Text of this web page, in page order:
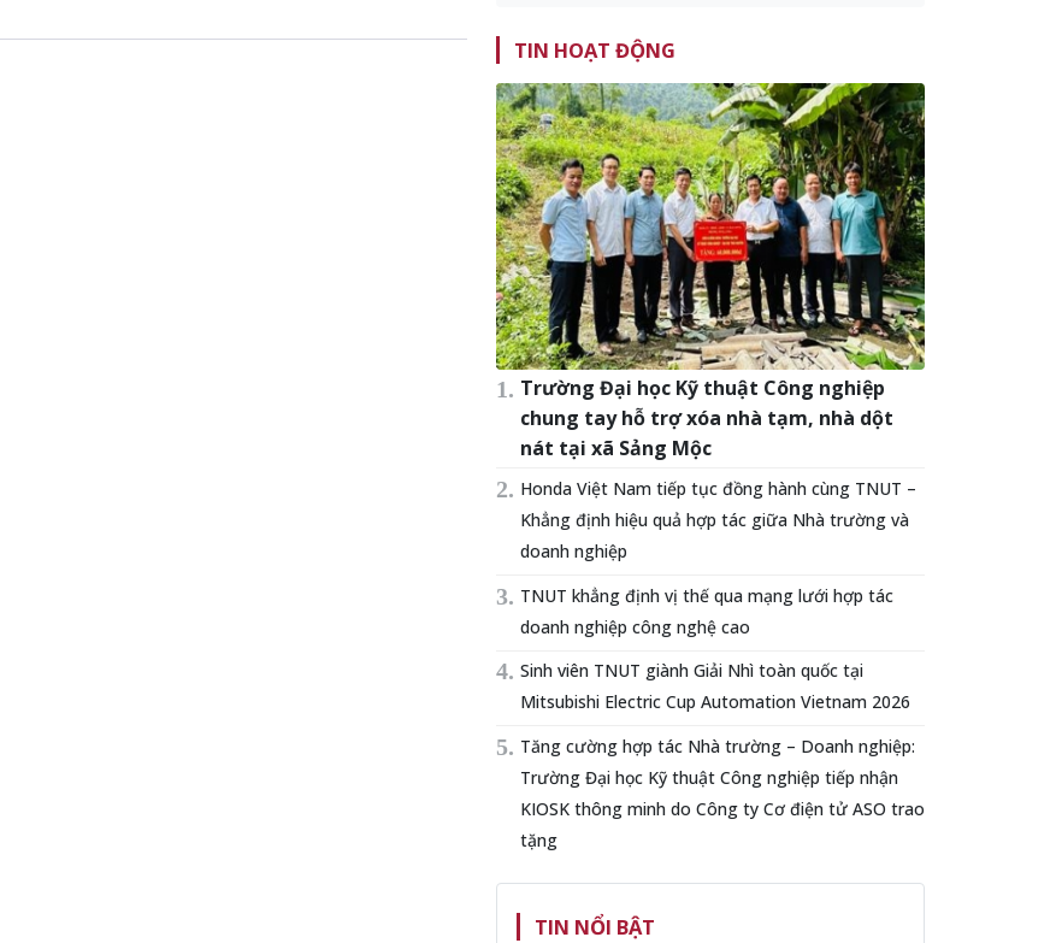
TIN HOẠT ĐỘNG
Trường Đại học Kỹ thuật Công nghiệp
chung tay hỗ trợ xóa nhà tạm, nhà dột
nát tại xã Sảng Mộc
Honda Việt Nam tiếp tục đồng hành cùng TNUT –
Khẳng định hiệu quả hợp tác giữa Nhà trường và
doanh nghiệp
TNUT khẳng định vị thế qua mạng lưới hợp tác
doanh nghiệp công nghệ cao
Sinh viên TNUT giành Giải Nhì toàn quốc tại
Mitsubishi Electric Cup Automation Vietnam 2026
Tăng cường hợp tác Nhà trường – Doanh nghiệp:
Trường Đại học Kỹ thuật Công nghiệp tiếp nhận
KIOSK thông minh do Công ty Cơ điện tử ASO trao
tặng
TIN NỔI BẬT